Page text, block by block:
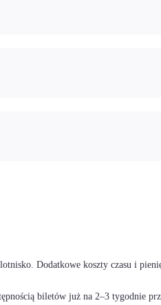
Dodatkowe koszty czasu i
biletów już na 2–3 tygodnie